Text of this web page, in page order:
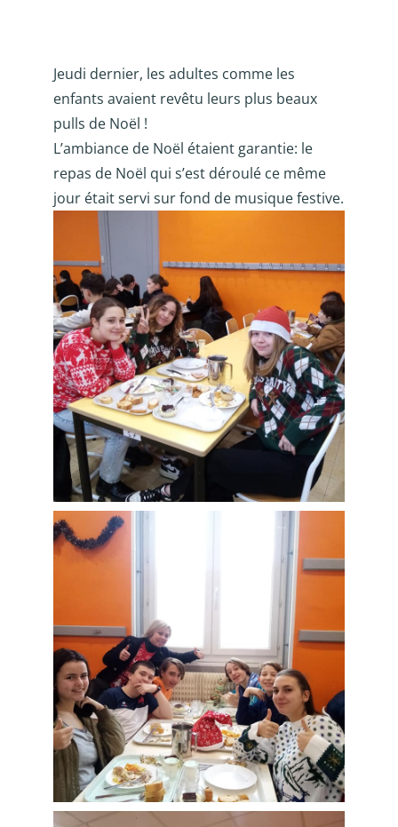
Jeudi dernier, les adultes comme les
enfants avaient revêtu leurs plus beaux
pulls de Noël !
L’ambiance de Noël étaient garantie: le
repas de Noël qui s’est déroulé ce même
jour était servi sur fond de musique festive.